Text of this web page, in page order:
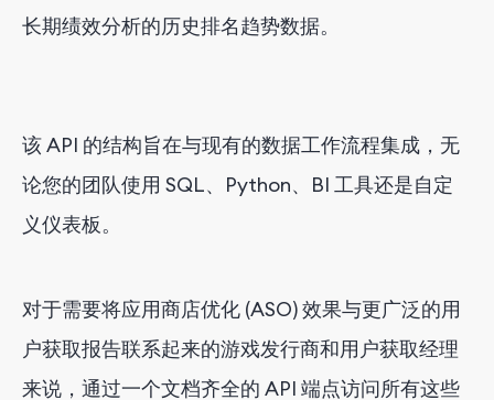
长期绩效分析的历史排名趋势数据。
该 API 的结构旨在与现有的数据工作流程集成，无
论您的团队使用 SQL、Python、BI 工具还是自定
义仪表板。
对于需要将应用商店优化 (ASO) 效果与更广泛的用
户获取报告联系起来的游戏发行商和用户获取经理
来说，通过一个文档齐全的 API 端点访问所有这些